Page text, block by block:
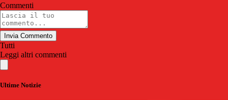
Commenti
Invia Commento
Tutti
Leggi altri commenti
Ultime Notizie